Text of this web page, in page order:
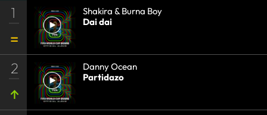
1
Shakira & Burna Boy
Dai dai
2
Danny Ocean
Partidazo